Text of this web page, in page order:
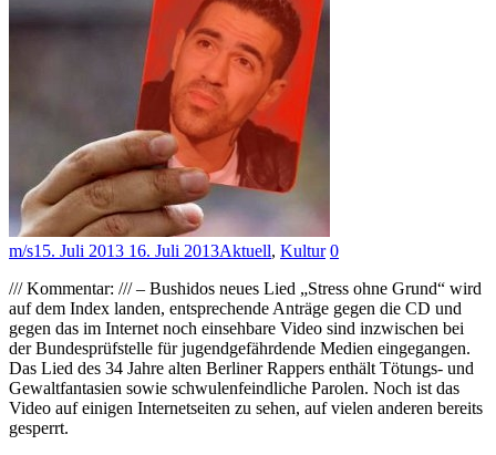
m/s15. Juli 2013 16. Juli 2013Aktuell, Kultur 0
/// Kommentar: /// – Bushidos neues Lied „Stress ohne Grund“ wird
auf dem Index landen, entsprechende Anträge gegen die CD und
gegen das im Internet noch einsehbare Video sind inzwischen bei
der Bundesprüfstelle für jugendgefährdende Medien eingegangen.
Das Lied des 34 Jahre alten Berliner Rappers enthält Tötungs- und
Gewaltfantasien sowie schwulenfeindliche Parolen. Noch ist das
Video auf einigen Internetseiten zu sehen, auf vielen anderen bereits
gesperrt.